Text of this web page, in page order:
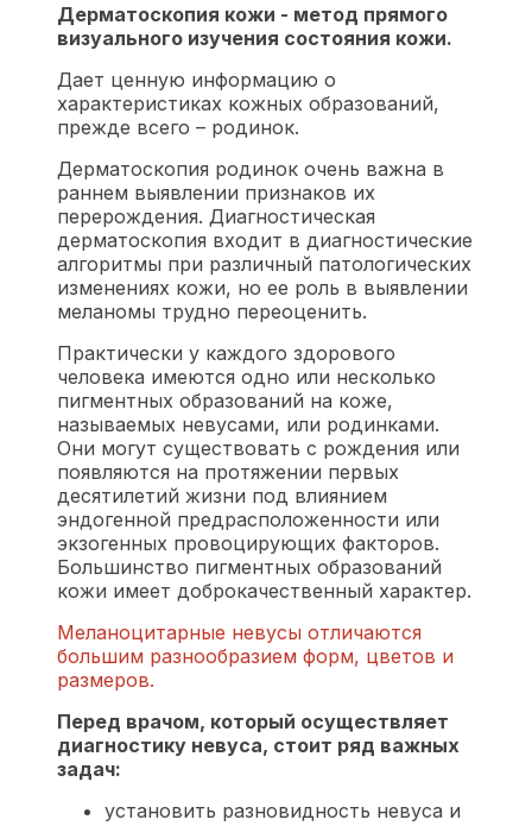
Дерматоскопия кожи - метод прямого
визуального изучения состояния кожи.
Дает ценную информацию о
характеристиках кожных образований,
прежде всего – родинок.
Дерматоскопия родинок очень важна в
раннем выявлении признаков их
перерождения. Диагностическая
дерматоскопия входит в диагностические
алгоритмы при различный патологических
изменениях кожи, но ее роль в выявлении
меланомы трудно переоценить.
Практически у каждого здорового
человека имеются одно или несколько
пигментных образований на коже,
называемых невусами, или родинками.
Они могут существовать с рождения или
появляются на протяжении первых
десятилетий жизни под влиянием
эндогенной предрасположенности или
экзогенных провоцирующих факторов.
Большинство пигментных образований
кожи имеет доброкачественный характер.
Меланоцитарные невусы отличаются
большим разнообразием форм, цветов и
размеров.
Перед врачом, который осуществляет
диагностику невуса, стоит ряд важных
задач:
установить разновидность невуса и